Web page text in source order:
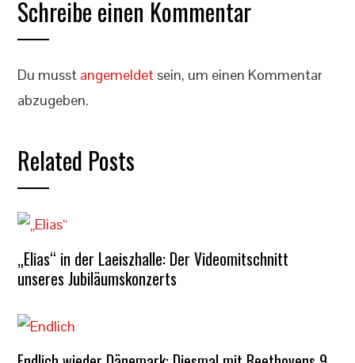
Schreibe einen Kommentar
Du musst angemeldet sein, um einen Kommentar
abzugeben.
Related Posts
„Elias“ in der Laeiszhalle: Der Videomitschnitt
unseres Jubiläumskonzerts